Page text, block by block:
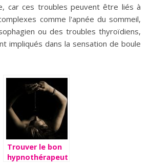
car ces troubles peuvent être liés à
comme l'apnée du sommeil,
ou des troubles thyroïdiens,
impliqués dans la sensation de boule
Trouver le bon
hypnothérapeute